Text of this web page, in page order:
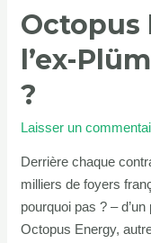
Octopus
l’ex-
?
Laisser un
Derrière chaque
milliers de foyers
pourquoi pas ? –
Octopus Energy,
t-
su
évoluer
?